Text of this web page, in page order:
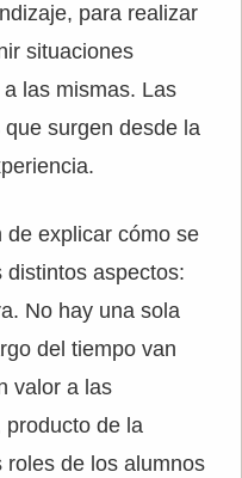
para realizar
situaciones
las mismas. Las
surgen desde la
de explicar cómo se
aspectos:
No hay una sola
del tiempo van
valor a las
producto de la
de los alumnos